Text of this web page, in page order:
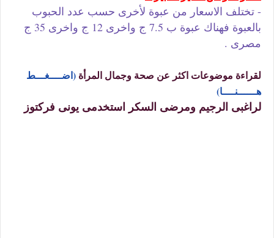
- تختلف الاسعار من عبوة لأخرى حسب عدد الحبوب
بالعبوة فهناك عبوة ب 7.5 ج واخرى 12 ج واخرى 35 ج
مصرى .
لقراءة موضوعات اكثر عن صحة وجمال المرأة (اضــــغـــط
هــــــنــــا)
لراغبى الرجيم ومرضى السكر استخدمى يونى فركتوز